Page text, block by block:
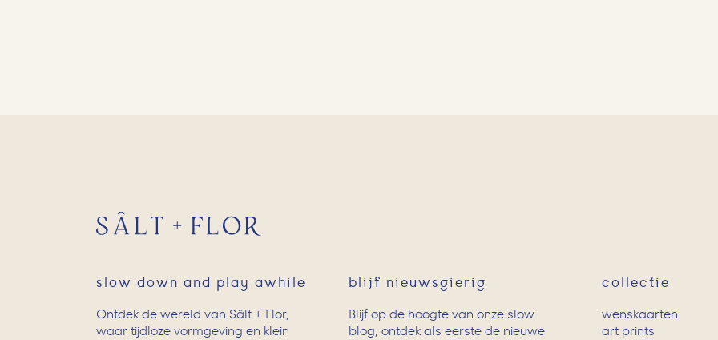
slow down and play awhile
Ontdek de wereld van Sâlt + Flor,
waar tijdloze vormgeving en klein
blijf nieuwsgierig
Blijf op de hoogte van onze slow
blog, ontdek als eerste de nieuwe
collectie
wenskaarten
art prints